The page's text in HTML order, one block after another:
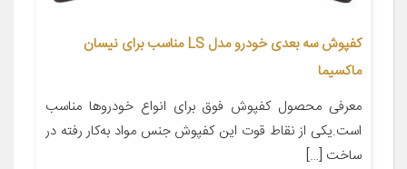
کفپوش سه بعدی خودرو مدل LS مناسب برای نیسان
ماکسیما
معرفی محصول کفپوش فوق برای انواع خودروها مناسب
است.یکی از نقاط قوت این کفپوش جنس مواد به‌کار رفته در
ساخت […]